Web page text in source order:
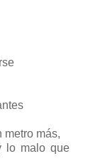
metro más,
lo malo que